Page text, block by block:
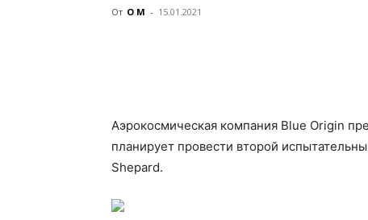
От О М - 15.01.2021
Аэрокосмическая компания Blue Origin
планирует провести второй
Shepard.